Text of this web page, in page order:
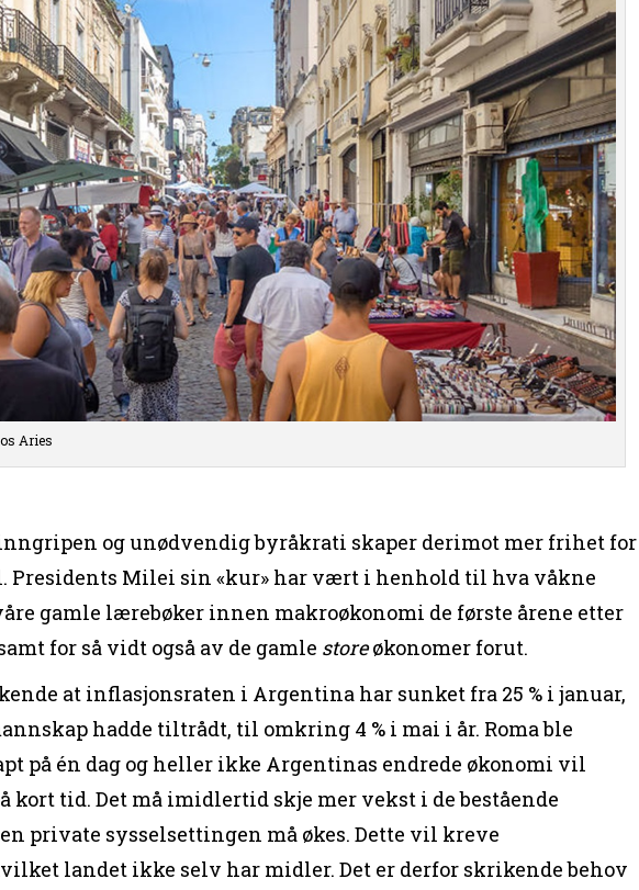
Aries
og unødvendig byråkrati skaper derimot mer frihet for
Presidents Milei sin «kur» har vært i henhold til hva våkne
gamle lærebøker innen makroøkonomi de første årene etter
for så vidt også av de gamle storeøkonomer forut.
at inflasjonsraten i Argentina har sunket fra 25 % i januar,
hadde tiltrådt, til omkring 4 % i mai i år. Roma ble
på én dag og heller ikke Argentinas endrede økonomi vil
kort tid. Det må imidlertid skje mer vekst i de bestående
private sysselsettingen må økes. Dette vil kreve
landet ikke selv har midler. Det er derfor skrikende behov